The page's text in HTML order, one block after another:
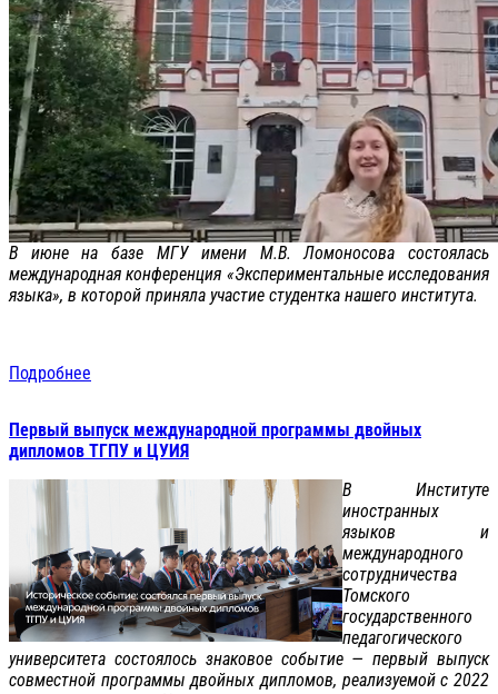
В июне на базе МГУ имени М.В. Ломоносова состоялась
международная конференция «Экспериментальные исследования
языка», в которой приняла участие студентка нашего института.
Подробнее
Первый выпуск международной программы двойных
дипломов ТГПУ и ЦУИЯ
В Институте
иностранных
языков и
международного
сотрудничества
Томского
государственного
педагогического
университета состоялось знаковое событие — первый выпуск
совместной программы двойных дипломов, реализуемой с 2022